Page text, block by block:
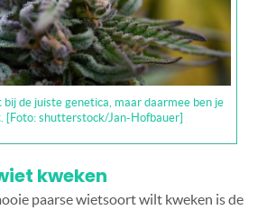
bij de juiste genetica, maar daarmee ben je
[Foto: shutterstock/Jan-Hofbauer]
kweken
paarse wietsoort wilt kweken is de